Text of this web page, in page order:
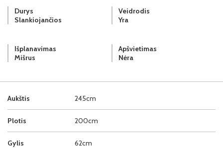
Aukštis 245cm
Plotis 200cm
Gylis 62cm
Durys
Slankiojančios
Veidrodis
Yra
Išplanavimas
Mišrus
Apšvietimas
Nėra